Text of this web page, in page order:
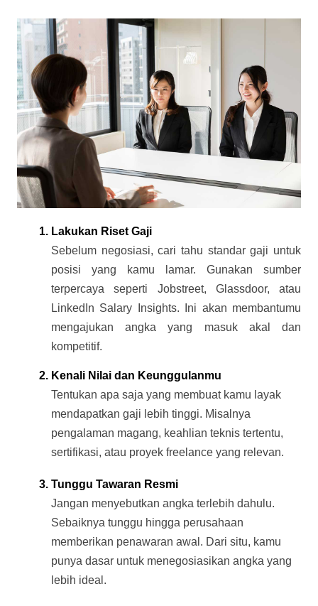
Lakukan Riset Gaji
Sebelum negosiasi, cari tahu standar gaji untuk
posisi yang kamu lamar. Gunakan sumber
terpercaya seperti Jobstreet, Glassdoor, atau
LinkedIn Salary Insights. Ini akan membantumu
mengajukan angka yang masuk akal dan
kompetitif.
Kenali Nilai dan Keunggulanmu
Tentukan apa saja yang membuat kamu layak
mendapatkan gaji lebih tinggi. Misalnya
pengalaman magang, keahlian teknis tertentu,
sertifikasi, atau proyek freelance yang relevan.
Tunggu Tawaran Resmi
Jangan menyebutkan angka terlebih dahulu.
Sebaiknya tunggu hingga perusahaan
memberikan penawaran awal. Dari situ, kamu
punya dasar untuk menegosiasikan angka yang
lebih ideal.